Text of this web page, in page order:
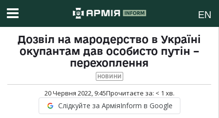
EN
Дозвіл на мародерство в Україні
окупантам дав особисто путін –
перехоплення
НОВИНИ
20 Червня 2022, 9:45Прочитаєте за: < 1 хв.
Слідкуйте за АрміяInform в Google